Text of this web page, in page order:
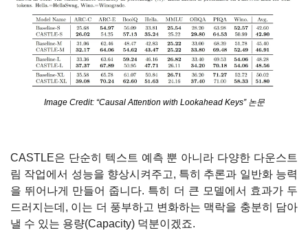
Image Credit: “Causal Attention with Lookahead Keys” 논문
CASTLE은 단순히 텍스트 예측 뿐 아니라 다양한 다운스트
림 작업에서 성능을 향상시켜주고, 특히 추론과 일반화 능력
을 뛰어나게 만들어 줍니다. 특히 더 큰 모델에서 효과가 두
드러지는데, 이는 더 풍부하고 변화하는 맥락을 충분히 담아
낼 수 있는 용량(Capacity) 덕분이겠죠.